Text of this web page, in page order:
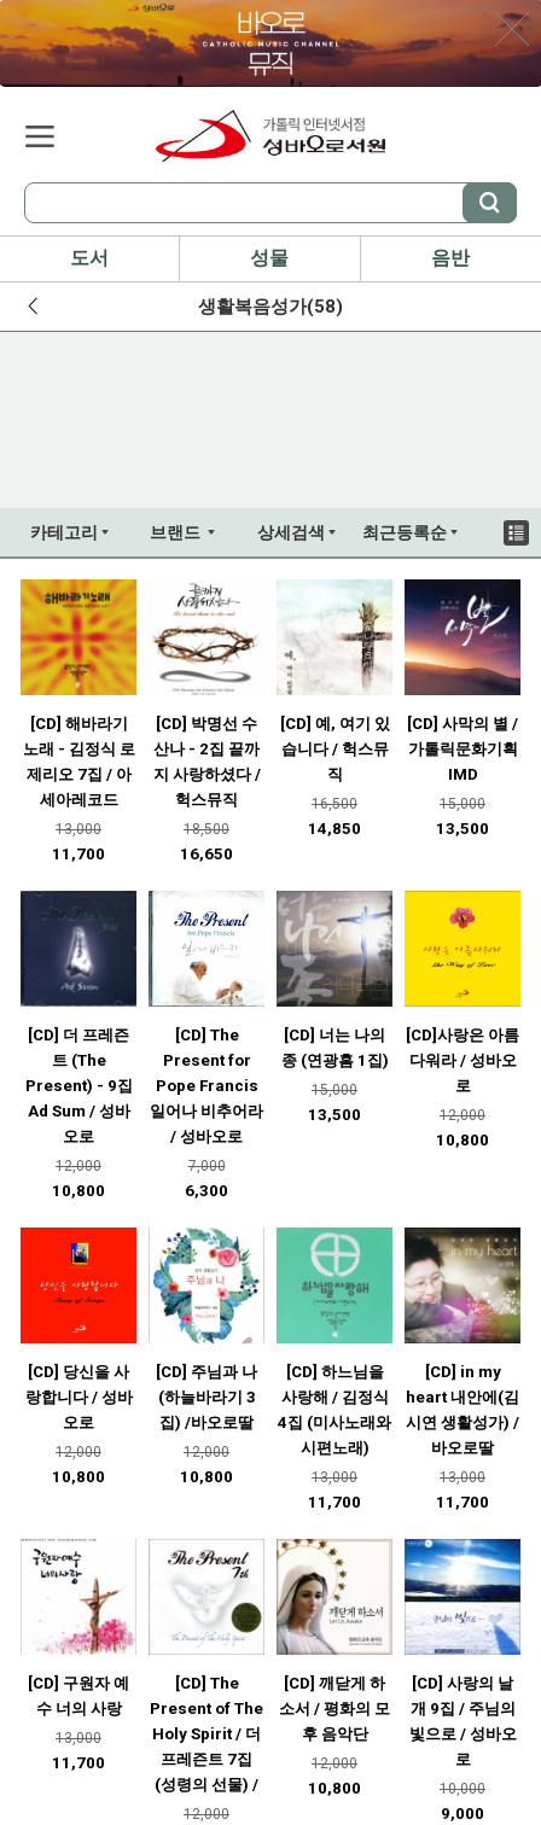
도서 성물 음반
생활복음성가(58)
카테고리 브랜드 상세검색 최근등록순
[CD] 해바라기
노래 - 김정식 로
제리오 7집 / 아
세아레코드
13,000
11,700
[CD] 박명선 수
산나 - 2집 끝까
지 사랑하셨다 /
헉스뮤직
18,500
16,650
[CD] 예, 여기 있
습니다 / 헉스뮤
직
16,500
14,850
[CD] 사막의 별 /
가톨릭문화기획
IMD
15,000
13,500
[CD] 더 프레즌
트 (The
Present) - 9집
Ad Sum / 성바
오로
12,000
10,800
[CD] The
Present for
Pope Francis
일어나 비추어라
/ 성바오로
7,000
6,300
[CD] 너는 나의
종 (연광흠 1집)
15,000
13,500
[CD]사랑은 아름
다워라 / 성바오
로
12,000
10,800
[CD] 당신을 사
랑합니다 / 성바
오로
12,000
10,800
[CD] 주님과 나
(하늘바라기 3
집) /바오로딸
12,000
10,800
[CD] 하느님을
사랑해 / 김정식
4집 (미사노래와
시편노래)
13,000
11,700
[CD] in my
heart 내안에(김
시연 생활성가) /
바오로딸
13,000
11,700
[CD] 구원자 예
수 너의 사랑
13,000
11,700
[CD] The
Present of The
Holy Spirit / 더
프레즌트 7집
(성령의 선물) /
12,000
[CD] 깨닫게 하
소서 / 평화의 모
후 음악단
12,000
10,800
[CD] 사랑의 날
개 9집 / 주님의
빛으로 / 성바오
로
10,000
9,000